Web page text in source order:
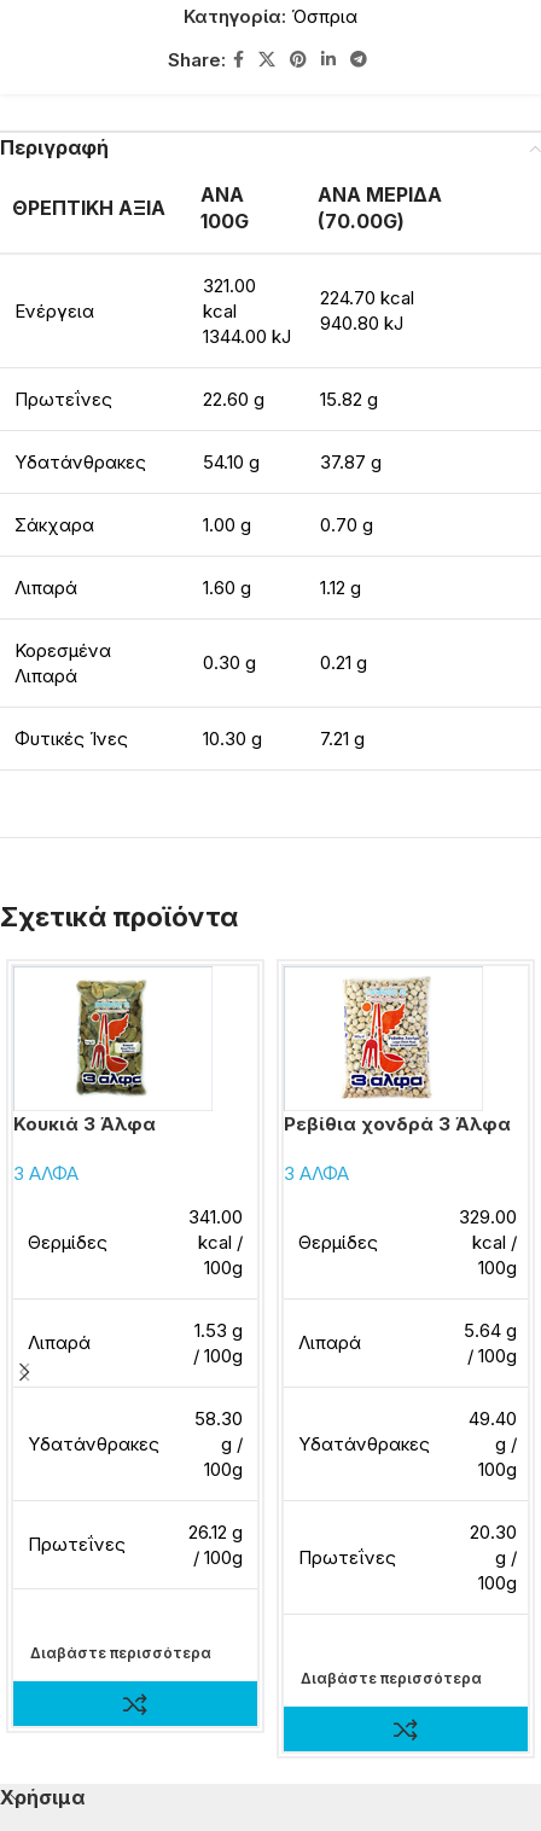
Κατηγορία: Όσπρια
Share:
Περιγραφή
ΘΡΕΠΤΙΚΗ ΑΞΙΑ
ΑΝΑ
100G
ΑΝΑ ΜΕΡΙΔΑ
(70.00G)
Ενέργεια
321.00
kcal
1344.00 kJ
224.70 kcal
940.80 kJ
Πρωτεΐνες 22.60 g 15.82 g
Υδατάνθρακες 54.10 g 37.87 g
Σάκχαρα 1.00 g 0.70 g
Λιπαρά 1.60 g 1.12 g
Κορεσμένα
Λιπαρά
0.30 g 0.21 g
Φυτικές Ίνες 10.30 g 7.21 g
Σχετικά προϊόντα
Κουκιά 3 Άλφα
3 ΑΛΦΑ
Θερμίδες
341.00
kcal /
100g
Λιπαρά
1.53 g
/ 100g
Υδατάνθρακες
58.30
g /
100g
Πρωτεΐνες
26.12 g
/ 100g
Διαβάστε περισσότερα
Ρεβίθια χονδρά 3 Άλφα
3 ΑΛΦΑ
Θερμίδες
329.00
kcal /
100g
Λιπαρά
5.64 g
/ 100g
Υδατάνθρακες
49.40
g /
100g
Πρωτεΐνες
20.30
g /
100g
Διαβάστε περισσότερα
Χρήσιμα